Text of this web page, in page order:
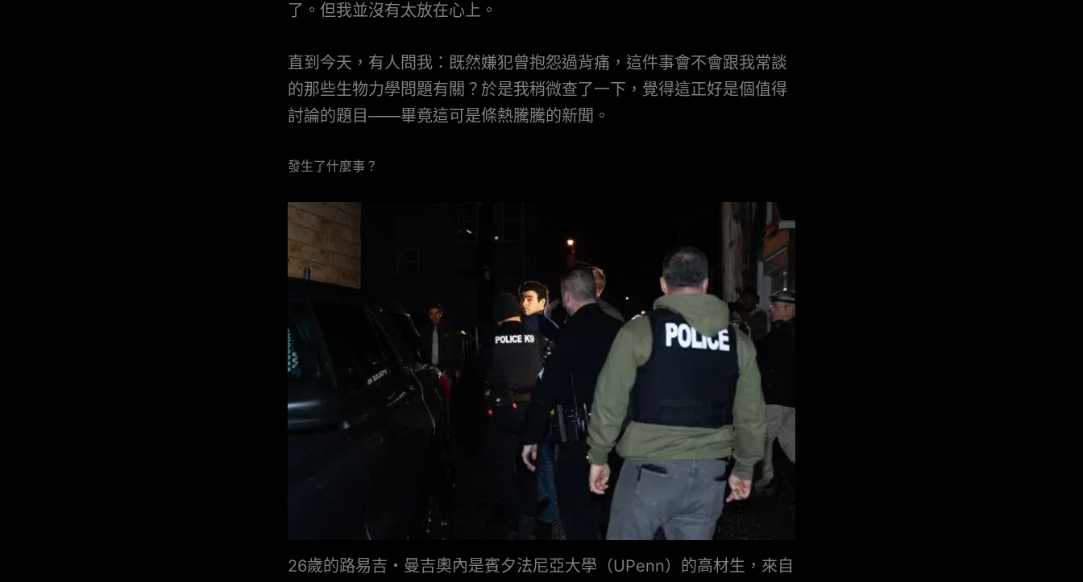
了。但我並沒有太放在心上。
直到今天，有人問我：既然嫌犯曾抱怨過背痛，這件事會不會跟我常談
的那些生物力學問題有關？於是我稍微查了一下，覺得這正好是個值得
討論的題目——畢竟這可是條熱騰騰的新聞。
發生了什麼事？
26歲的路易吉・曼吉奧內是賓夕法尼亞大學（UPenn）的高材生，來自